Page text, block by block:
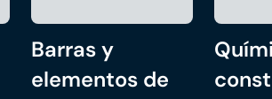
Barras y
elementos de